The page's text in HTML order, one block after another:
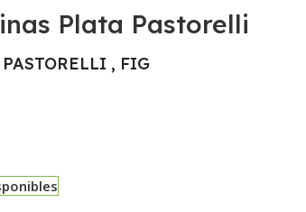
Plata Pastorelli
, FIG